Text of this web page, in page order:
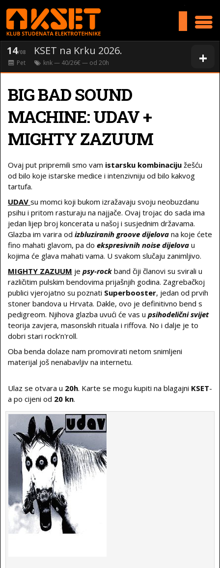
+
14/08 KSET na Krku 2026.
Pet knk— 40/26€ — od 20h
BIG BAD SOUND
MACHINE: UDAV +
MIGHTY ZAZUUM
Ovaj put pripremili smo vam istarsku kombinaciju žešću
od bilo koje istarske medice i intenzivniju od bilo kakvog
tartufa.
UDAV su momci koji bukom izražavaju svoju neobuzdanu
psihu i pritom rasturaju na najjače. Ovaj trojac do sada ima
jedan lijep broj koncerata u našoj i susjednim državama.
Glazba im varira od izbluziranih groove dijelova na koje ćete
fino mahati glavom, pa do ekspresivnih noise dijelova u
kojima će glava mahati vama. U svakom slučaju zanimljivo.
MIGHTY ZAZUUM je psy-rock band čiji članovi su svirali u
različitim pulskim bendovima prijašnjih godina. Zagrebačkoj
publici vjerojatno su poznati Superbooster, jedan od prvih
stoner bandova u Hrvata. Dakle, ovo je definitivno bend s
pedigreom. Njihova glazba uvući će vas u psihodelični svijet
teorija zavjera, masonskih rituala i riffova. No i dalje je to
dobri stari rock'n'roll.
Oba benda dolaze nam promovirati netom snimljeni
materijal još nenabavljiv na internetu.
Ulaz se otvara u 20h. Karte se mogu kupiti na blagajni KSET-
a po cijeni od 20 kn.